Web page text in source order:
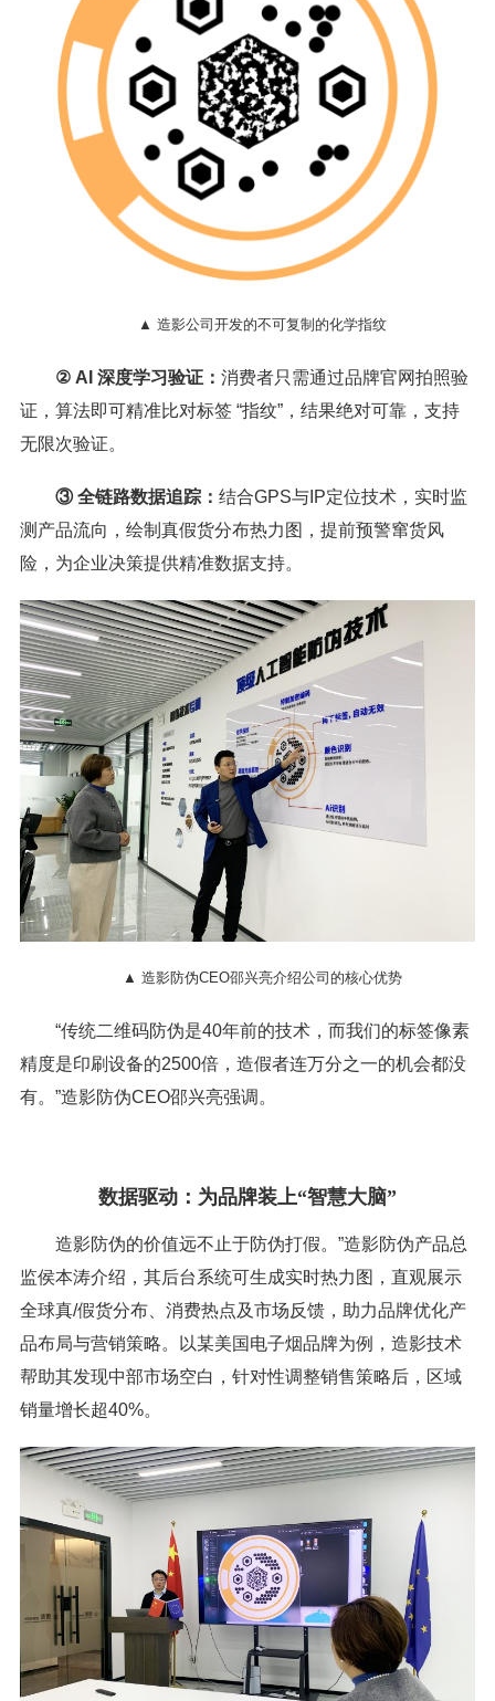
▲ 造影公司开发的不可复制的化学指纹
② AI 深度学习验证： 消费者只需通过品牌官网拍照验
证，算法即可精准比对标签 “指纹”，结果绝对可靠，支持
无限次验证。
③ 全链路数据追踪： 结合GPS与IP定位技术，实时监
测产品流向，绘制真假货分布热力图，提前预警窜货风
险，为企业决策提供精准数据支持。
▲ 造影防伪CEO邵兴亮介绍公司的核心优势
“传统二维码防伪是40年前的技术，而我们的标签像素
精度是印刷设备的2500倍，造假者连万分之一的机会都没
有。”造影防伪CEO邵兴亮强调。
数据驱动：为品牌装上“智慧大脑”
造影防伪的价值远不止于防伪打假。”造影防伪产品总
监侯本涛介绍，其后台系统可生成实时热力图，直观展示
全球真/假货分布、消费热点及市场反馈，助力品牌优化产
品布局与营销策略。以某美国电子烟品牌为例，造影技术
帮助其发现中部市场空白，针对性调整销售策略后，区域
销量增长超40%。